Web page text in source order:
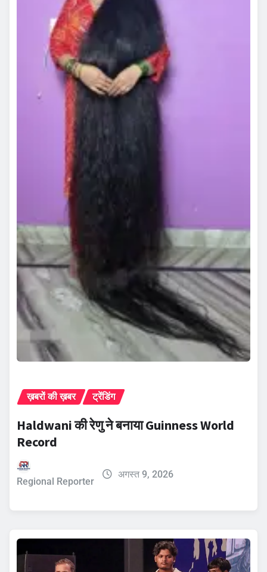
ख़बरों की ख़बर ट्रेंडिंग
Haldwani की रेणु ने बनाया Guinness World
Record
Regional Reporter
अगस्त 9, 2026